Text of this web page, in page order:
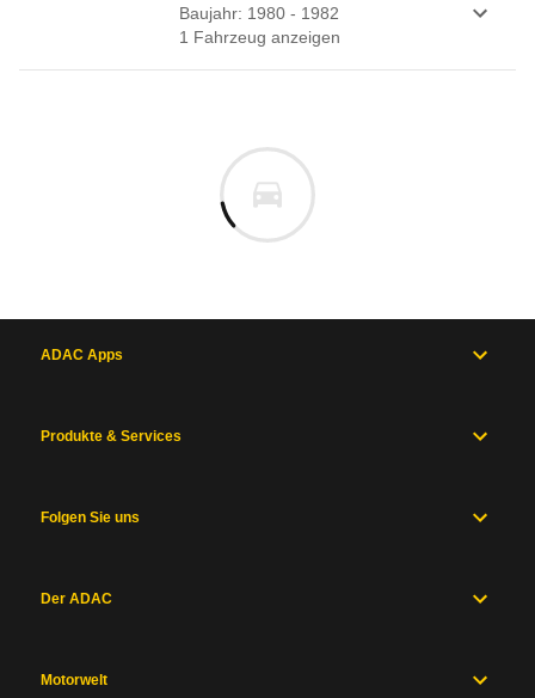
Baujahr: 1980 - 1982
1 Fahrzeug anzeigen
ADAC Apps
Produkte & Services
Folgen Sie uns
Der ADAC
Motorwelt